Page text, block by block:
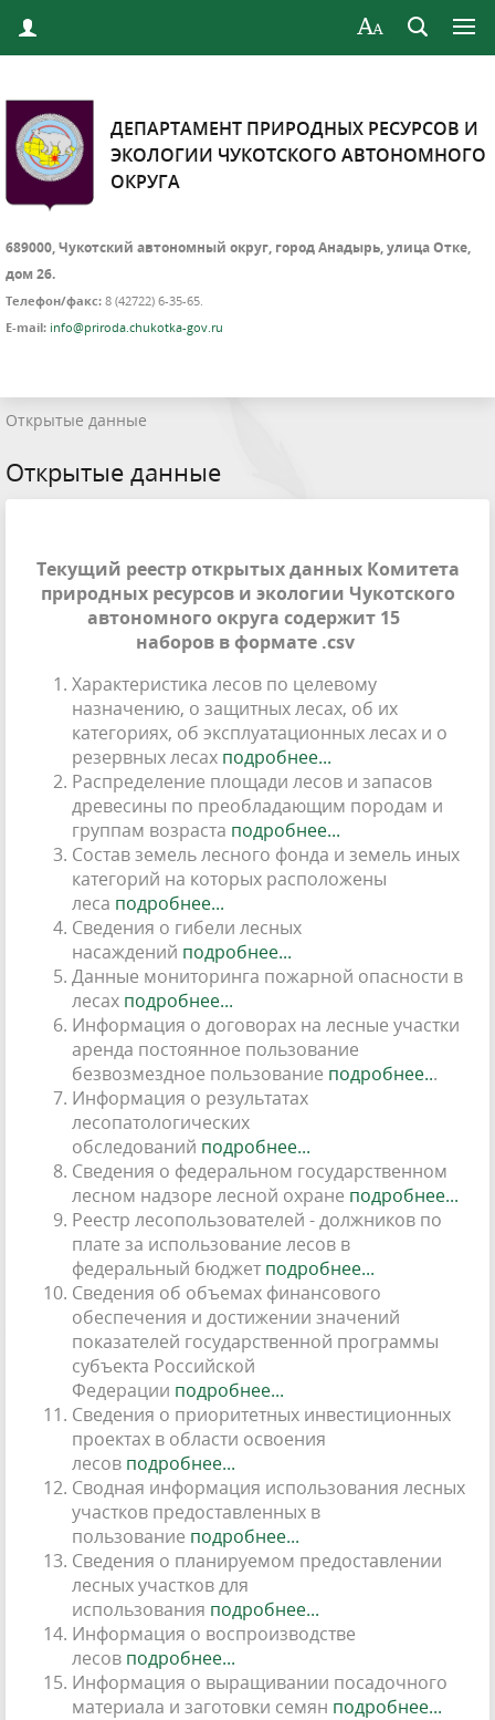
ДЕПАРТАМЕНТ ПРИРОДНЫХ РЕСУРСОВ И
ЭКОЛОГИИ ЧУКОТСКОГО АВТОНОМНОГО
ОКРУГА
689000, Чукотский автономный округ, город Анадырь, улица Отке,
дом 26.
Телефон/факс: 8 (42722) 6-35-65.
E-mail: info@priroda.chukotka-gov.ru
Открытые данные
Открытые данные
Текущий реестр открытых данных Комитета
природных ресурсов и экологии Чукотского
автономного округа содержит 15
наборов в формате .csv
Характеристика лесов по целевому
назначению, о защитных лесах, об их
категориях, об эксплуатационных лесах и о
резервных лесах подробнее...
Распределение площади лесов и запасов
древесины по преобладающим породам и
группам возраста подробнее...
Состав земель лесного фонда и земель иных
категорий на которых расположены
леса подробнее...
Сведения о гибели лесных
насаждений подробнее...
Данные мониторинга пожарной опасности в
лесах подробнее...
Информация о договорах на лесные участки
аренда постоянное пользование
безвозмездное пользование подробнее...
Информация о результатах
лесопатологических
обследований подробнее...
Сведения о федеральном государственном
лесном надзоре лесной охране подробнее...
Реестр лесопользователей - должников по
плате за использование лесов в
федеральный бюджет подробнее...
Сведения об объемах финансового
обеспечения и достижении значений
показателей государственной программы
субъекта Российской
Федерации подробнее...
Сведения о приоритетных инвестиционных
проектах в области освоения
лесов подробнее...
Сводная информация использования лесных
участков предоставленных в
пользование подробнее...
Сведения о планируемом предоставлении
лесных участков для
использования подробнее...
Информация о воспроизводстве
лесов подробнее...
Информация о выращивании посадочного
материала и заготовки семян подробнее...